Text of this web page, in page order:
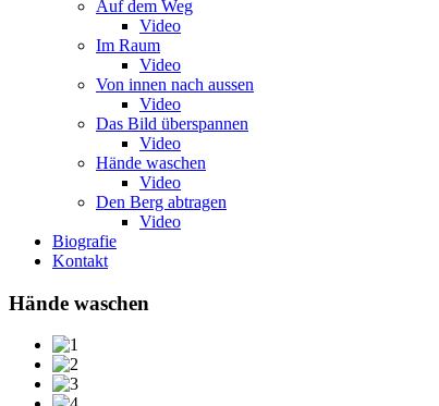
Auf dem Weg
Video
Im Raum
Video
Von innen nach aussen
Video
Das Bild überspannen
Video
Hände waschen
Video
Den Berg abtragen
Video
Biografie
Kontakt
Hände waschen